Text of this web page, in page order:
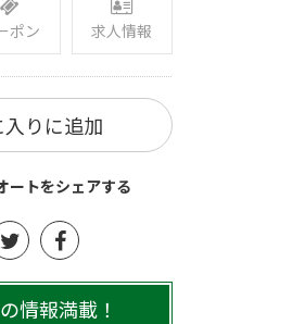
ポン 求人情報
入りに追加
ートをシェアする
情報満載！